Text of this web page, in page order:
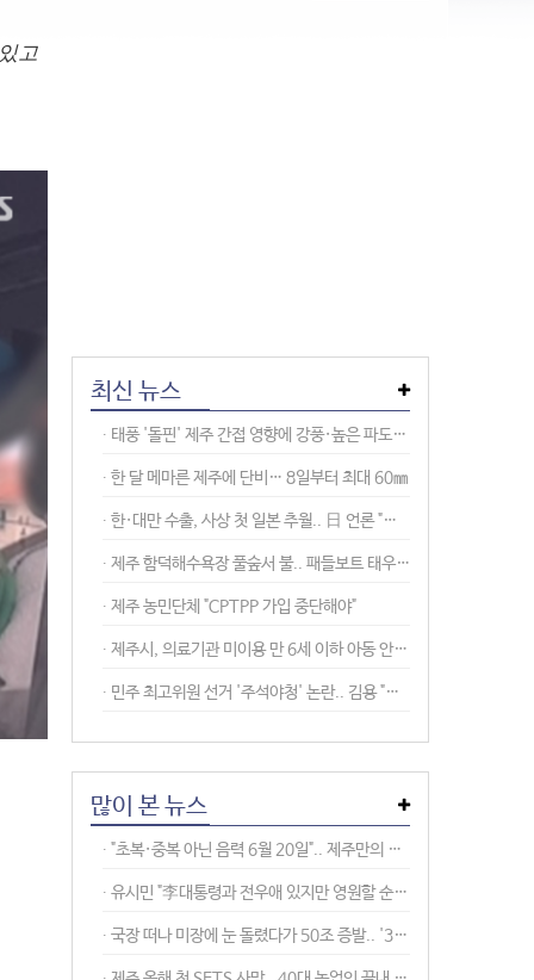
고
최신 뉴스
∙︎ 태풍 '돌핀' 제주 간접 영향에 강풍·높은 파도.. 모처럼 비 소식도
∙︎ 한 달 메마른 제주에 단비… 8일부터 최대 60㎜
∙︎ 한·대만 수출, 사상 첫 일본 추월.. 日 언론 "더 뒤쳐질라" 위기감
∙︎ 제주 함덕해수욕장 풀숲서 불.. 패들보트 태우고 13분만에 진화
∙︎ 제주 농민단체 "CPTPP 가입 중단해야"
∙︎ 제주시, 의료기관 미이용 만 6세 이하 아동 안전여부 전수조사
∙︎ 민주 최고위원 선거 '주석야청' 논란.. 김용 "호남 비극 말장난" 비판
많이 본 뉴스
∙ "초복·중복 아닌 음력 6월 20일".. 제주만의 전통 복날 '닭 잡아 먹는 날'
∙ 유시민 "李대통령과 전우애 있지만 영원할 순 없어.. 관계보다 할 말 한다"
∙ 국장 떠나 미장에 눈 돌렸다가 50조 증발.. '3배 ETF' 투자 직격탄